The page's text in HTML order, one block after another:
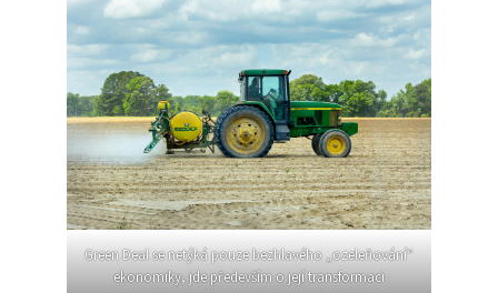
Green Deal se netýká pouze bezhlavého „ozeleňování“
ekonomiky, jde především o její transformaci